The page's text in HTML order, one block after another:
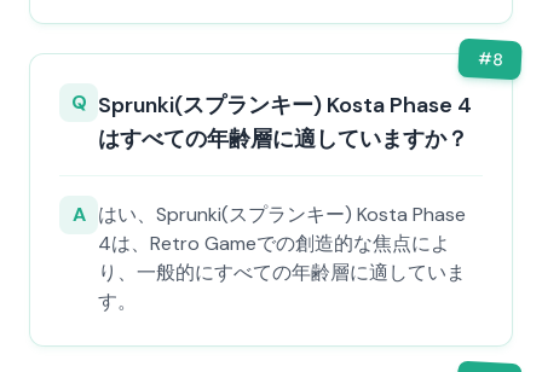
#8
Q Sprunki(スプランキー) Kosta Phase 4
はすべての年齢層に適していますか？
A はい、Sprunki(スプランキー) Kosta Phase
4は、Retro Gameでの創造的な焦点によ
り、一般的にすべての年齢層に適していま
す。